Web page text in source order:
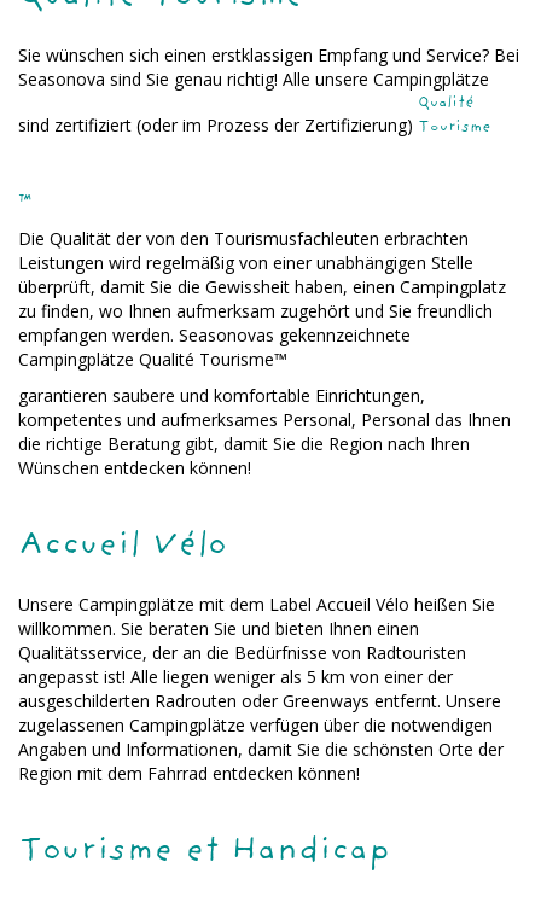
Sie wünschen sich einen erstklassigen Empfang und Service? Bei
Seasonova sind Sie genau richtig! Alle unsere Campingplätze
sind zertifiziert (oder im Prozess der Zertifizierung)
Qualité
Tourisme
™
Die Qualität der von den Tourismusfachleuten erbrachten
Leistungen wird regelmäßig von einer unabhängigen Stelle
überprüft, damit Sie die Gewissheit haben, einen Campingplatz
zu finden, wo Ihnen aufmerksam zugehört und Sie freundlich
empfangen werden. Seasonovas gekennzeichnete
Campingplätze Qualité Tourisme™
garantieren saubere und komfortable Einrichtungen,
kompetentes und aufmerksames Personal, Personal das Ihnen
die richtige Beratung gibt, damit Sie die Region nach Ihren
Wünschen entdecken können!
Accueil Vélo
Unsere Campingplätze mit dem Label Accueil Vélo heißen Sie
willkommen. Sie beraten Sie und bieten Ihnen einen
Qualitätsservice, der an die Bedürfnisse von Radtouristen
angepasst ist! Alle liegen weniger als 5 km von einer der
ausgeschilderten Radrouten oder Greenways entfernt. Unsere
zugelassenen Campingplätze verfügen über die notwendigen
Angaben und Informationen, damit Sie die schönsten Orte der
Region mit dem Fahrrad entdecken können!
Tourisme et Handicap